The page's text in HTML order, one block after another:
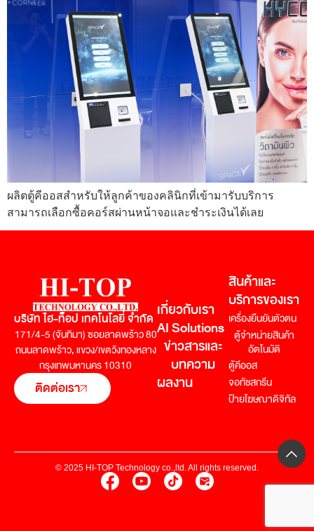
ผลิตตู้คีออสสำหรับให้ลูกค้าของคลินิกที่เข้ามารับบริการ
สามารถเลือกซื้อคอร์สผ่านหน้าจอและชำระเงินได้เลย
บริษัท ไฮ-ท็อป เทคโนโลยี่ จำกัด
171/4-5 (จันทิมา) ซอยลาดพร้าว 80
ถนนลาดพร้าว,แขวง/เขตวังทองหลาง
กรุงเทพมหานคร 10310
ติดต่อเรา
เกี่ยวกับเรา
AI Solutions
ข่าวสารและ
บทความ
ผลงาน
สินค้าและ
บริการของเรา
เครื่องยืนยันตัวตน
ตู้จำหน่ายสินค้า
อัตโนมัติ
ตู้คีออส
จอทัชสกรีน
ป้ายโฆษณาดิจิทัล
© 2025 HI-TOP Technology co.,ltd. All rights reserved.